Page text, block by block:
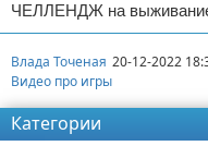
ЧЕЛЛЕНДЖ на
Влада Точеная 20-12-2022
Видео про игры
Категории